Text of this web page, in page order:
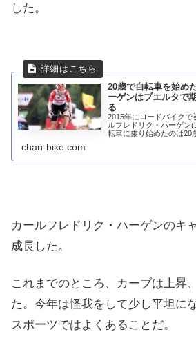
した。
20歳で自転車を始め
ーゲンはブエルタで
る
2015年にロードバイクで
ルフレドリク・ハーゲン
転車に乗り始めたのは20
はマウンテンバイクに
chan-bike.com
カールフレドリク・ハーゲンのキ
成長した。
これまでのところ、カーブは上昇
た。今年は怪我をして少し平坦に
スポーツではよくあることだ。